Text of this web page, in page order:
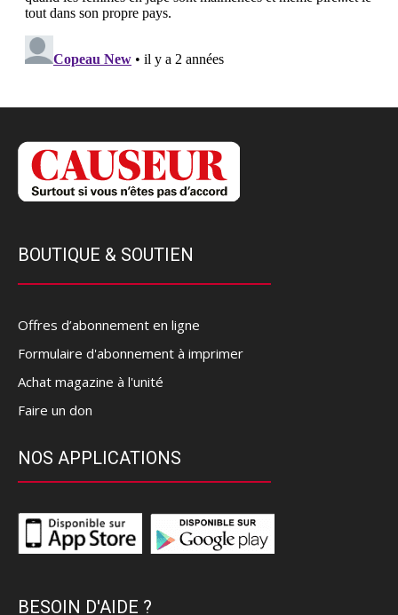
BOUTIQUE & SOUTIEN
Offres d’abonnement en ligne
Formulaire d'abonnement à imprimer
Achat magazine à l'unité
Faire un don
NOS APPLICATIONS
BESOIN D'AIDE ?